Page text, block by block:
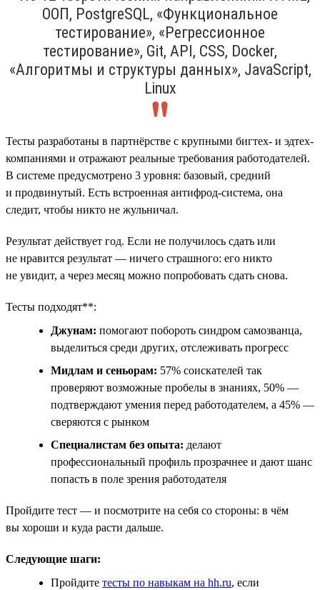
ООП, PostgreSQL, «Функциональное
тестирование», «Регрессионное
тестирование», Git, API, CSS, Docker,
«Алгоритмы и структуры данных», JavaScript,
Linux
Тесты разработаны в партнёрстве с крупными бигтех- и эдтех-
компаниями и отражают реальные требования работодателей.
В системе предусмотрено 3 уровня: базовый, средний
и продвинутый. Есть встроенная антифрод-система, она
следит, чтобы никто не жульничал.
Результат действует год. Если не получилось сдать или
не нравится результат — ничего страшного: его никто
не увидит, а через месяц можно попробовать сдать снова.
Тесты подходят**:
Джунам: помогают побороть синдром самозванца,
выделиться среди других, отслеживать прогресс
Мидлам и сеньорам: 57% соискателей так
проверяют возможные пробелы в знаниях, 50% —
подтверждают умения перед работодателем, а 45% —
сверяются с рынком
Специалистам без опыта: делают
профессиональный профиль прозрачнее и дают шанс
попасть в поле зрения работодателя
Пройдите тест — и посмотрите на себя со стороны: в чём
вы хороши и куда расти дальше.
Следующие шаги:
Пройдите тесты по навыкам на hh.ru, если